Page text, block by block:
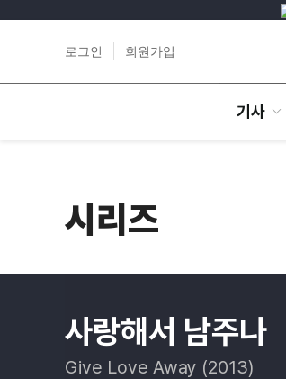
로그인 회원가입
기사
시리즈
사랑해서 남주나
Give Love Away (2013)